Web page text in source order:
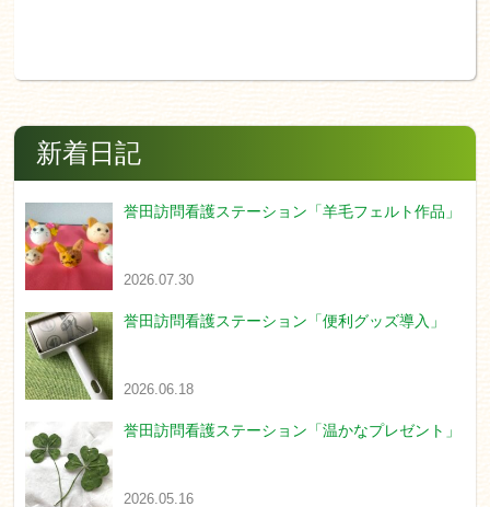
新着日記
誉田訪問看護ステーション「羊毛フェルト作品」
2026.07.30
誉田訪問看護ステーション「便利グッズ導入」
2026.06.18
誉田訪問看護ステーション「温かなプレゼント」
2026.05.16